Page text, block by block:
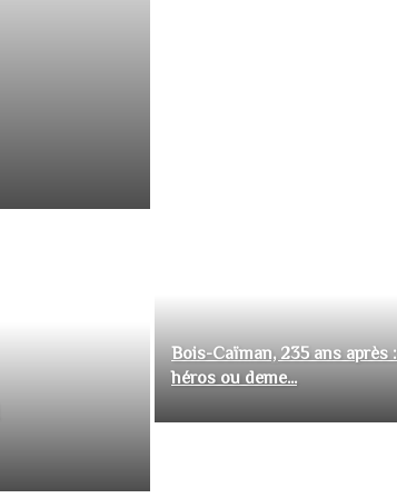
Bois-Caïman, 235 ans après
héros ou deme...